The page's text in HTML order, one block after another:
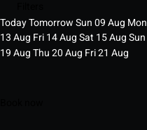
TodayTomorrowSun09Aug Mon
13Aug Fri14AugSat 15AugSun
19AugThu20Aug Fri21 Aug